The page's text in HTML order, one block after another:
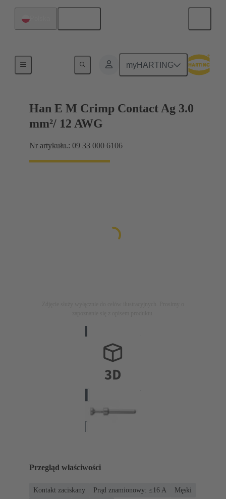
myHARTING
Han E M Crimp Contact Ag 3.0
mm²/ 12 AWG
Nr artykułu.: 09 33 000 6106
Przegląd właściwości
Kontakt zaciskany Prąd znamionowy: ≤16 A
Męski